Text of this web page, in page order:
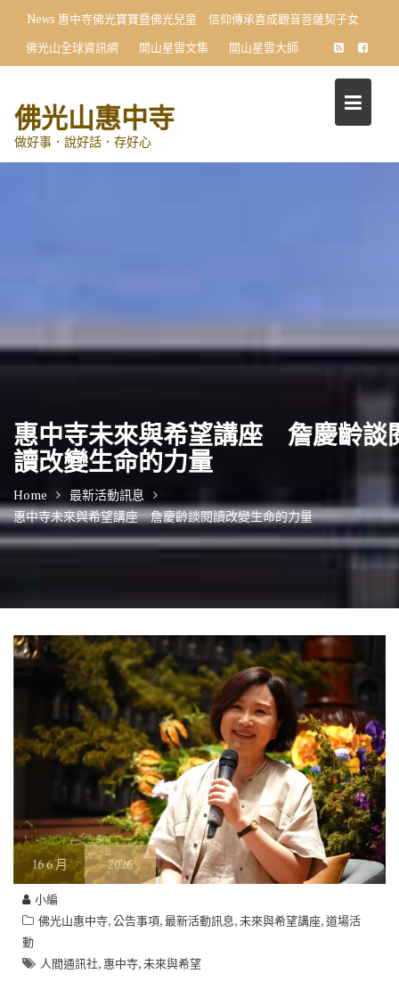
content
News 惠中寺佛光寶寶暨佛光兒童 信仰傳承喜成觀音菩薩契子女
佛光山全球資訊網
開山星雲文集 開山星雲大師
佛光山惠中寺
做好事．說好話．存好心
惠中寺未來與希望講座 詹慶齡談
讀改變生命的力量
Home
最新活動訊息
惠中寺未來與希望講座 詹慶齡談閱讀改變生命的力量
166 月 2026
小編
佛光山惠中寺,公告事項,最新活動訊息,未來與希望講座,道場活
動
人間通訊社, 惠中寺,未來與希望